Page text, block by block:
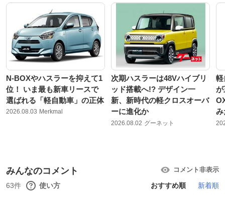
N-BOXやハスラーを抑えて1
位！ いま最も新車リースで
選ばれる「軽自動車」の正体
2026.08.03 Merkmal
次期ハスラーは48Vハイブリ
ッド搭載へ!? デザイン一
新、新時代の軽クロスオーバ
ーに進化か
2026.08.02 グーネット
軽
み
みんなのコメント コメント非表示
63件 使い方 おすすめ順 新着順